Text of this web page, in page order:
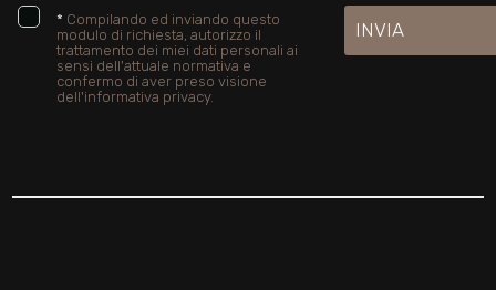
* Compilando ed inviando questo
modulo di richiesta, autorizzo il
trattamento dei miei dati personali ai
sensi dell'attuale normativa e
confermo di aver preso visione
dell'informativa privacy.
INVIA